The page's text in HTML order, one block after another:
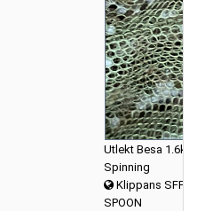
Utlekt Besa
Spinning
Klippans SFF
SPOON